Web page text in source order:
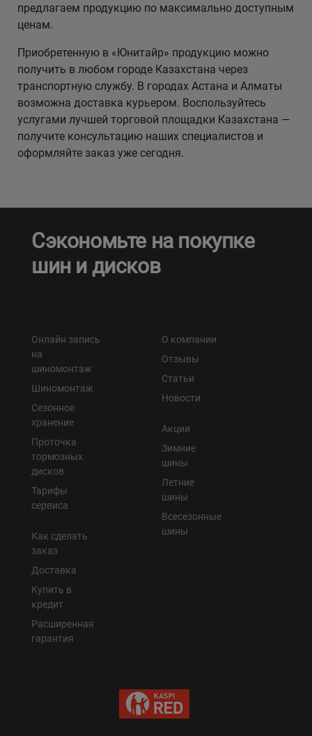
предлагаем продукцию по максимально доступным
ценам.
Приобретенную в «Юнитайр» продукцию можно
получить в любом городе Казахстана через
транспортную службу. В городах Астана и Алматы
возможна доставка курьером. Воспользуйтесь
услугами лучшей торговой площадки Казахстана —
получите консультацию наших специалистов и
оформляйте заказ уже сегодня.
Сэкономьте на покупке
шин и дисков
Онлайн запись
на
шиномонтаж
Шиномонтаж
Сезонное
хранение
Проточка
тормозных
дисков
Тарифы
сервиса
Как сделать
заказ
Доставка
Купить в
кредит
Расширенная
гарантия
О компании
Отзывы
Статьи
Новости
Акции
Зимние
шины
Летние
шины
Всесезонные
шины